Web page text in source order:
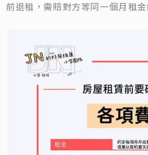
前退租，需賠對方等同一個月租金